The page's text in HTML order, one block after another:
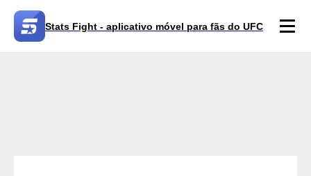
Stats Fight - aplicativo móvel para fãs do UFC